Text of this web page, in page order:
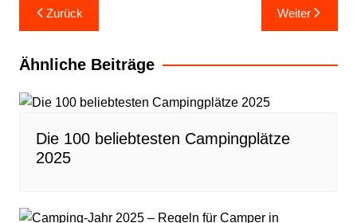
Beitragsnavigation
Zurück Weiter
Ähnliche Beiträge
Die 100 beliebtesten Campingplätze
2025